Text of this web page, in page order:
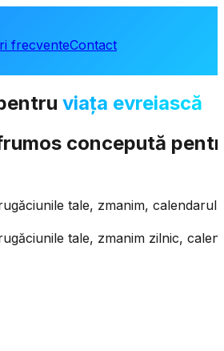
frecventeContact
viața evreiască
concepută
tale, zmanim, calendarul
tale, zmanim zilnic,